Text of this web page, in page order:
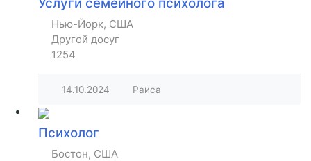
Нью-Йорк, США
Другой досуг
1254
14.10.2024 Раиса
Психолог
Бостон, США